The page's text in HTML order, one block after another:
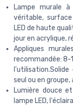
Lampe murale
véritable,
LED de haute
jour en acrylique,
Appliques
recommandée: 8-
seul ou en
Lumière douce
lampe LED,